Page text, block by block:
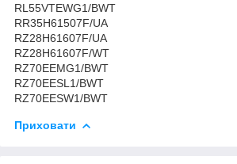
RL55VTEWG1/BWT
RR35H61507F/UA
RZ28H61607F/UA
RZ28H61607F/WT
RZ70EEMG1/BWT
RZ70EESL1/BWT
RZ70EESW1/BWT
Приховати